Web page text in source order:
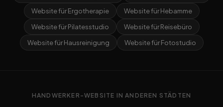
Website für Ergotherapie
Website für Hebamme
Website für Pilatesstudio
Website für Reisebüro
Website für Hausreinigung
Website für Fotostudio
HANDWERKER-WEBSITE IN ANDEREN STÄDTEN